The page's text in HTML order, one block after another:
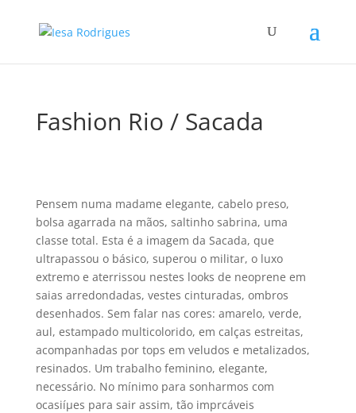
Fashion Rio / Sacada
Pensem numa madame elegante, cabelo preso,
bolsa agarrada na mãos, saltinho sabrina, uma
classe total. Esta é a imagem da Sacada, que
ultrapassou o básico, superou o militar, o luxo
extremo e aterrissou nestes looks de neoprene em
saias arredondadas, vestes cinturadas, ombros
desenhados. Sem falar nas cores: amarelo, verde,
aul, estampado multicolorido, em calças estreitas,
acompanhadas por tops em veludos e metalizados,
resinados. Um trabalho feminino, elegante,
necessário. No mí­nimo para sonharmos com
ocasiíµes para sair assim, tão imprcáveis